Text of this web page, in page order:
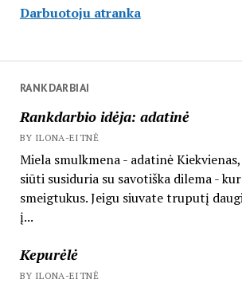
Darbuotoju atranka
RANKDARBIAI
Rankdarbio idėja: adatinė
BY ILONA-EITNĖ
Miela smulkmena - adatinė
siūti susiduria su savotiška dilema -
smeigtukus. Jeigu siuvate truputį
į...
Kepurėlė
BY ILONA-EITNĖ